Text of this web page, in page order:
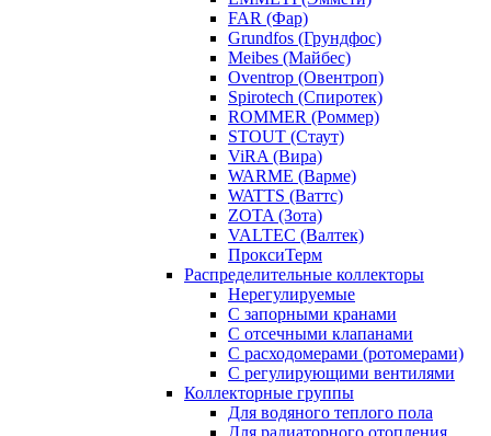
FAR (Фар)
Grundfos (Грундфос)
Meibes (Майбес)
Oventrop (Овентроп)
Spirotech (Спиротек)
ROMMER (Роммер)
STOUT (Стаут)
ViRA (Вира)
WARME (Варме)
WATTS (Ваттс)
ZOTA (Зота)
VALTEC (Валтек)
ПроксиТерм
Распределительные коллекторы
Нерегулируемые
С запорными кранами
С отсечными клапанами
С расходомерами (ротомерами)
С регулирующими вентилями
Коллекторные группы
Для водяного теплого пола
Для радиаторного отопления